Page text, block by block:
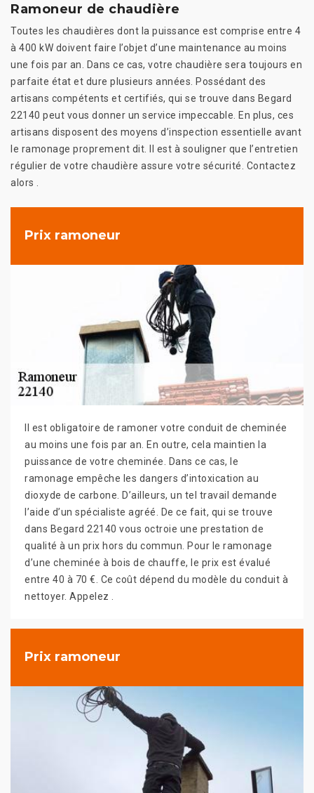
Ramoneur de chaudière
Toutes les chaudières dont la puissance est comprise entre 4
à 400 kW doivent faire l’objet d’une maintenance au moins
une fois par an. Dans ce cas, votre chaudière sera toujours en
parfaite état et dure plusieurs années. Possédant des
artisans compétents et certifiés, qui se trouve dans Begard
22140 peut vous donner un service impeccable. En plus, ces
artisans disposent des moyens d’inspection essentielle avant
le ramonage proprement dit. Il est à souligner que l’entretien
régulier de votre chaudière assure votre sécurité. Contactez
alors .
Prix ramoneur
Il est obligatoire de ramoner votre conduit de cheminée
au moins une fois par an. En outre, cela maintien la
puissance de votre cheminée. Dans ce cas, le
ramonage empêche les dangers d’intoxication au
dioxyde de carbone. D’ailleurs, un tel travail demande
l’aide d’un spécialiste agréé. De ce fait, qui se trouve
dans Begard 22140 vous octroie une prestation de
qualité à un prix hors du commun. Pour le ramonage
d’une cheminée à bois de chauffe, le prix est évalué
entre 40 à 70 €. Ce coût dépend du modèle du conduit à
nettoyer. Appelez .
Prix ramoneur